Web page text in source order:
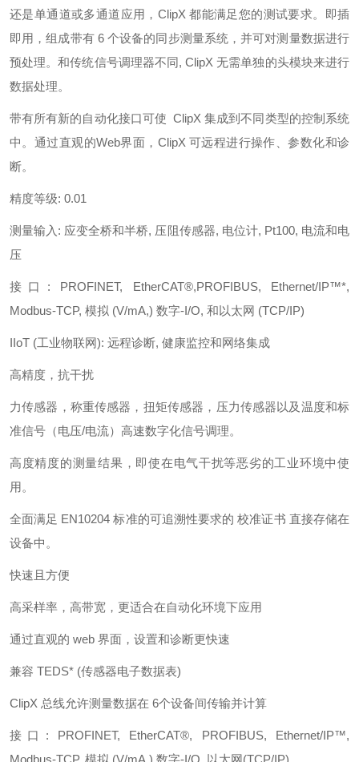
还是单通道或多通道应用，ClipX 都能满足您的测试要求。即插
即用，组成带有 6 个设备的同步测量系统，并可对测量数据进行
预处理。和传统信号调理器不同, ClipX 无需单独的头模块来进行
数据处理。
带有所有新的自动化接口可使 ClipX 集成到不同类型的控制系统
中。通过直观的Web界面，ClipX 可远程进行操作、参数化和诊
断。
精度等级: 0.01
测量输入: 应变全桥和半桥, 压阻传感器, 电位计, Pt100, 电流和电
压
接口: PROFINET, EtherCAT®,PROFIBUS, Ethernet/IP™*,
Modbus-TCP, 模拟 (V/mA,) 数字-I/O, 和以太网 (TCP/IP)
IIoT (工业物联网): 远程诊断, 健康监控和网络集成
高精度，抗干扰
力传感器，称重传感器，扭矩传感器，压力传感器以及温度和标
准信号（电压/电流）高速数字化信号调理。
高度精度的测量结果，即使在电气干扰等恶劣的工业环境中使
用。
全面满足 EN10204 标准的可追溯性要求的 校准证书 直接存储在
设备中。
快速且方便
高采样率，高带宽，更适合在自动化环境下应用
通过直观的 web 界面，设置和诊断更快速
兼容 TEDS* (传感器电子数据表)
ClipX 总线允许测量数据在 6个设备间传输并计算
接口: PROFINET, EtherCAT®, PROFIBUS, Ethernet/IP™,
Modbus-TCP, 模拟 (V/mA,) 数字-I/O, 以太网(TCP/IP)